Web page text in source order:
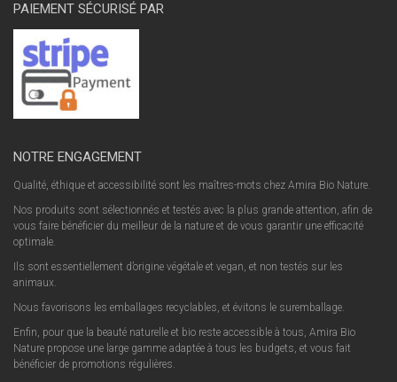
PAIEMENT SÉCURISÉ PAR
NOTRE ENGAGEMENT
Qualité, éthique et accessibilité sont les maîtres-mots chez Amira Bio Nature.
Nos produits sont sélectionnés et testés avec la plus grande attention, afin de
vous faire bénéficier du meilleur de la nature et de vous garantir une efficacité
optimale.
Ils sont essentiellement d’origine végétale et vegan, et non testés sur les
animaux.
Nous favorisons les emballages recyclables, et évitons le suremballage.
Enfin, pour que la beauté naturelle et bio reste accessible à tous, Amira Bio
Nature propose une large gamme adaptée à tous les budgets, et vous fait
bénéficier de promotions régulières.